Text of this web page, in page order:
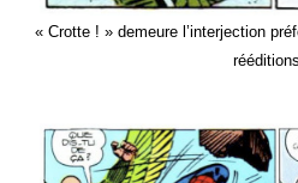
« Crotte ! » demeure l’interjection
rééditions.